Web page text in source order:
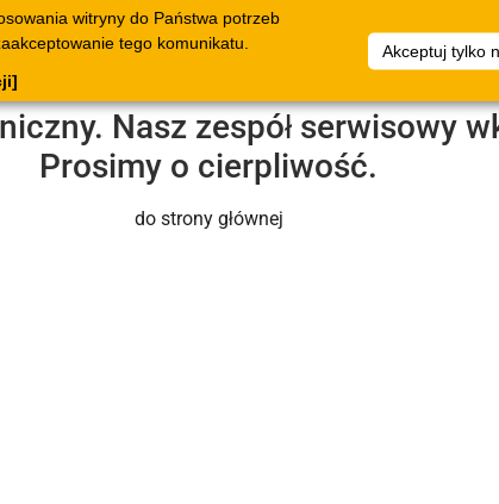
witryny do Państwa potrzeb
tego komunikatu.
Akceptuj tylko
Dokumenty Przedsiębiorstwo
Materiały
Nasz zespół serwisowy
Prosimy o cierpliwość.
do strony głównej